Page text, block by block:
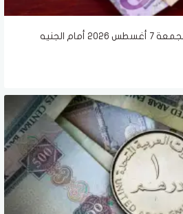
سعر الريال السعودي اليوم الجمعة 7 أغسطس 2026 أمام الجنيه